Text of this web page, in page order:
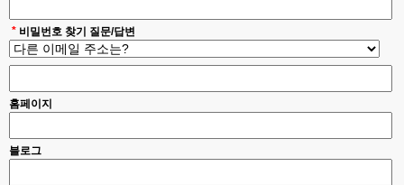
* 비밀번호 찾기 질문/답변
홈페이지
블로그
esils 00:18
폰으로 접속해보니 3이 되는데
esils 00:18
나가도 3이네 하핫 ...
고게임77 00:18
ㅋㅋㅋㅋㅋㅋㅋㅋ